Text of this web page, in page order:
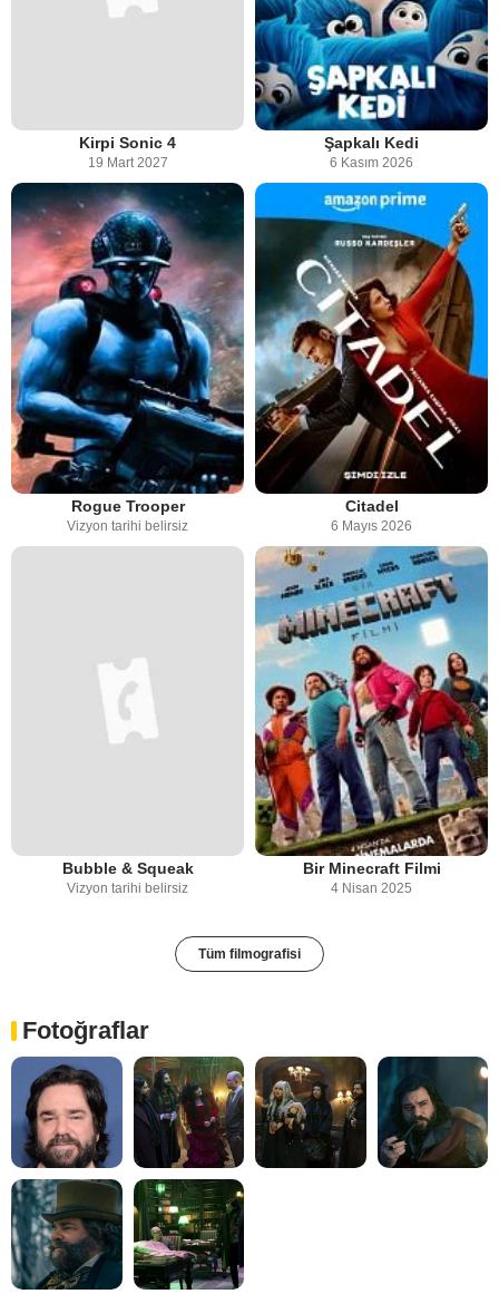
Kirpi Sonic 4
19 Mart 2027
Şapkalı Kedi
6 Kasım 2026
Rogue Trooper
Vizyon tarihi belirsiz
Citadel
6 Mayıs 2026
Bubble & Squeak
Vizyon tarihi belirsiz
Bir Minecraft Filmi
4 Nisan 2025
Tüm filmografisi
Fotoğraflar